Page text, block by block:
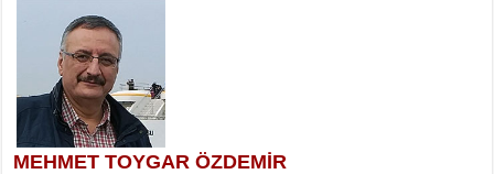
MEHMET TOYGAR ÖZDEMİR